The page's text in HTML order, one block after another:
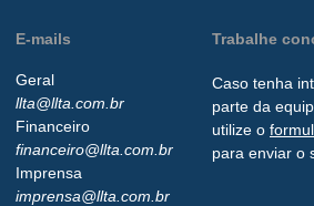
E-mails
Geral
llta@llta.com.br
Financeiro
financeiro@llta.com.br
Imprensa
imprensa@llta.com.br
Trabalhe
Caso tenha
parte da
utilize o
para enviar o